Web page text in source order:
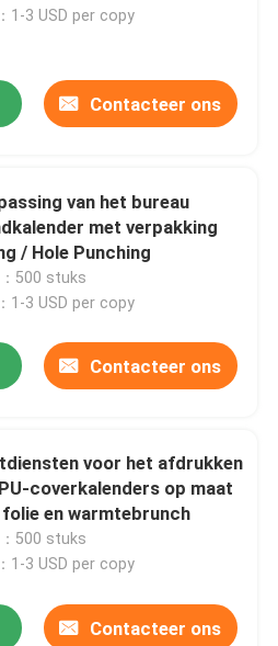
1-3 USD per copy
Contacteer ons
van het bureau
met verpakking
/ Hole Punching
500 stuks
1-3 USD per copy
Contacteer ons
voor het afdrukken
coverkalenders op maat
en warmtebrunch
：500 stuks
1-3 USD per copy
Contacteer ons